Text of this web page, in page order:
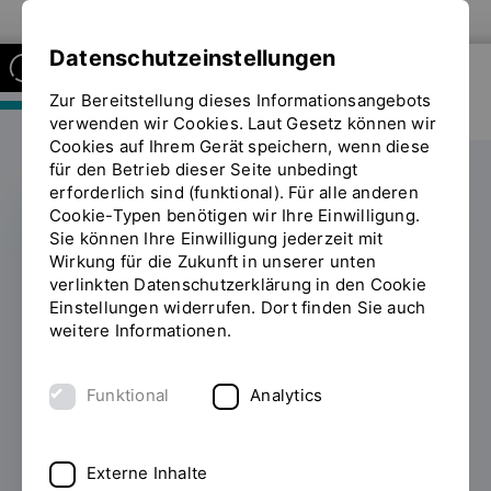
FAKULTÄT MASCHINENBAU
WISSENSTRANSFER
Laserkraft für die
Gesundheit: Hightech-
Anwendungen in der
25.03.2025Doktoranden und
Datenschutzeinstellungen
Zur Bereitstellung dieses Informationsangebots
verwenden wir Cookies. Laut Gesetz können wir
Cookies auf Ihrem Gerät speichern, wenn diese
für den Betrieb dieser Seite unbedingt
erforderlich sind (funktional). Für alle anderen
Cookie-Typen benötigen wir Ihre Einwilligung.
Sie können Ihre Einwilligung jederzeit mit
Wirkung für die Zukunft in unserer unten
verlinkten Datenschutzerklärung in den Cookie
Einstellungen widerrufen. Dort finden Sie auch
weitere Informationen.
Funktional Analytics
Externe Inhalte